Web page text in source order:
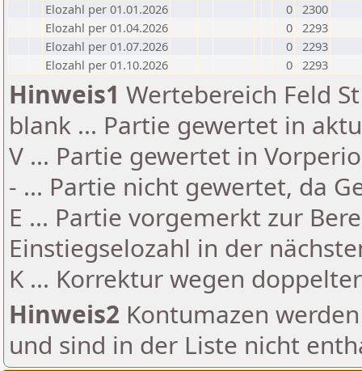
Elozahl per 01.01.2026
0 2300
Elozahl per 01.04.2026
0 2293
Elozahl per 01.07.2026
0 2293
Elozahl per 01.10.2026
0 2293
Hinweis1 Wertebereich Feld
blank ... Partie gewertet in
V ... Partie gewertet in
- ... Partie nicht gewertet, da
E ... Partie vorgemerkt zur
Einstiegselozahl in der
K ... Korrektur wegen
Hinweis2 Kontumazen
und sind in der Liste nicht